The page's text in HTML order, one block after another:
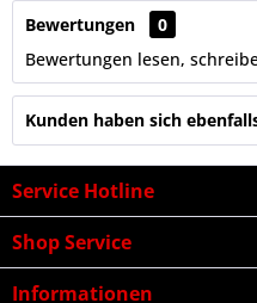
Bewertungen
0
Bewertungen lesen,
Kunden haben sich
Service Hotline
Shop Service
Informationen